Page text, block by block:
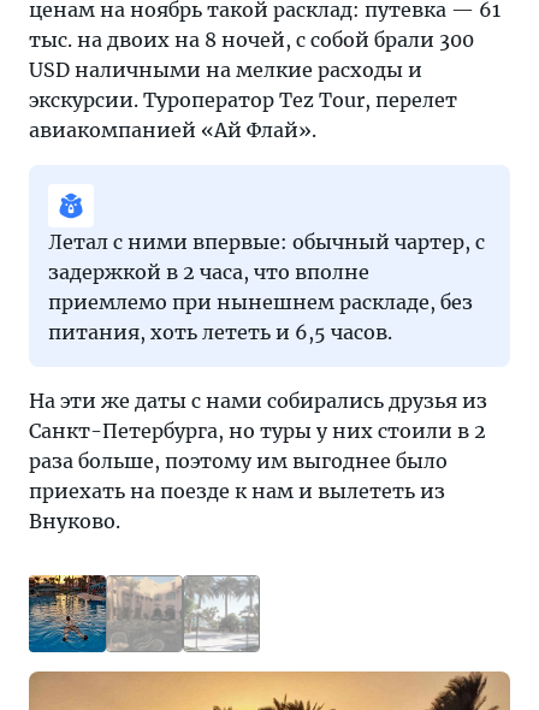
ценам на ноябрь такой расклад: путевка — 61
тыс. на двоих на 8 ночей, с собой брали 300
USD наличными на мелкие расходы и
экскурсии. Туроператор Tez Tour, перелет
авиакомпанией «Ай Флай».
Летал с ними впервые: обычный чартер, с
задержкой в 2 часа, что вполне
приемлемо при нынешнем раскладе, без
питания, хоть лететь и 6,5 часов.
На эти же даты с нами собирались друзья из
Санкт-Петербурга, но туры у них стоили в 2
раза больше, поэтому им выгоднее было
приехать на поезде к нам и вылететь из
Внуково.